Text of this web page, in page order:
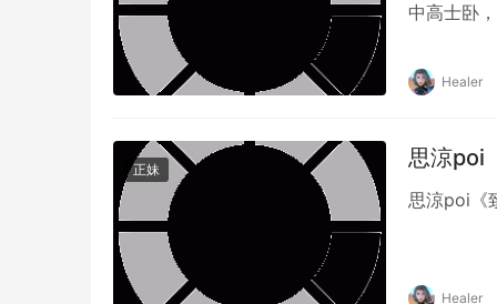
中高士卧
Healer
正妹 思涼poi
思涼poi《
Healer